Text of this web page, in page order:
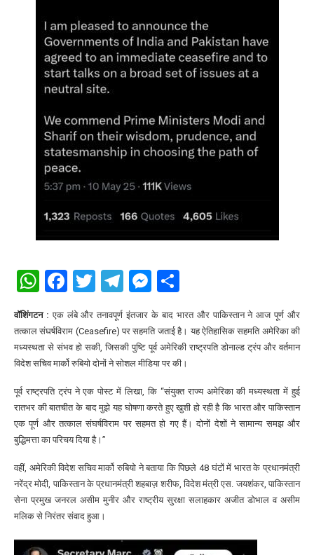
WhatsApp
Facebook
Twitter
Telegram
Messenger
वॉशिंगटन : एक लंबे और तनावपूर्ण इंतजार के बाद भारत और पाकिस्तान ने आज पूर्ण और
तत्काल संघर्षविराम (Ceasefire) पर सहमति जताई है। यह ऐतिहासिक सहमति अमेरिका की
मध्यस्थता से संभव हो सकी, जिसकी पुष्टि पूर्व अमेरिकी राष्ट्रपति डोनाल्ड ट्रंप और वर्तमान
विदेश सचिव मार्को रुबियो दोनों ने सोशल मीडिया पर की।
पूर्व राष्ट्रपति ट्रंप ने एक पोस्ट में लिखा, कि “संयुक्त राज्य अमेरिका की मध्यस्थता में हुई
रातभर की बातचीत के बाद मुझे यह घोषणा करते हुए खुशी हो रही है कि भारत और पाकिस्तान
एक पूर्ण और तत्काल संघर्षविराम पर सहमत हो गए हैं। दोनों देशों ने सामान्य समझ और
बुद्धिमत्ता का परिचय दिया है।”
वहीं, अमेरिकी विदेश सचिव मार्को रुबियो ने बताया कि पिछले 48 घंटों में भारत के प्रधानमंत्री
नरेंद्र मोदी, पाकिस्तान के प्रधानमंत्री शहबाज़ शरीफ, विदेश मंत्री एस. जयशंकर, पाकिस्तान
सेना प्रमुख जनरल असीम मुनीर और राष्ट्रीय सुरक्षा सलाहकार अजीत डोभाल व असीम
मलिक से निरंतर संवाद हुआ।